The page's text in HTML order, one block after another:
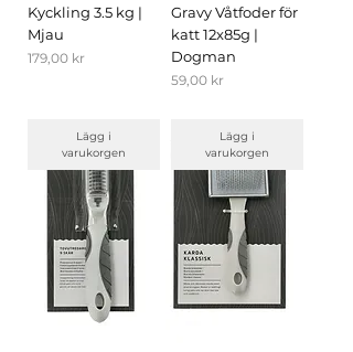
Kyckling 3.5 kg |
Mjau
Pris
179,00 kr
Gravy Våtfoder för
katt 12x85g |
Dogman
Pris
59,00 kr
Lägg i
varukorgen
Lägg i
varukorgen